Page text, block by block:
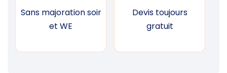
Sans majoration soir
et WE
Devis toujours
gratuit